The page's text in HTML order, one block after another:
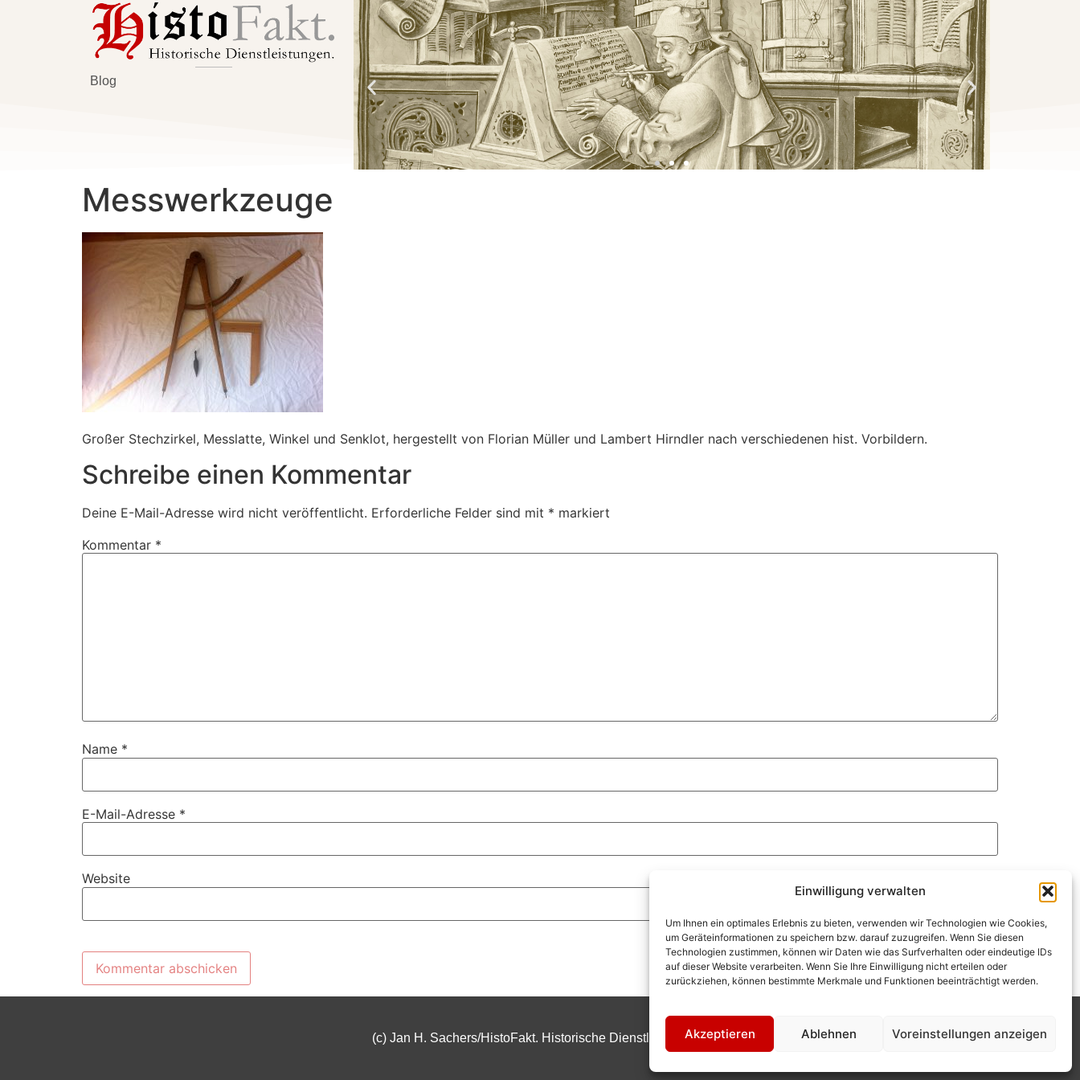
Einwilligung verwalten
Um Ihnen ein optimales Erlebnis zu bieten, verwenden wir Technologien wie Cookies,
um Geräteinformationen zu speichern bzw. darauf zuzugreifen. Wenn Sie diesen
Technologien zustimmen, können wir Daten wie das Surfverhalten oder eindeutige IDs
auf dieser Website verarbeiten. Wenn Sie Ihre Einwilligung nicht erteilen oder
zurückziehen, können bestimmte Merkmale und Funktionen beeinträchtigt werden.
Akzeptieren Ablehnen Voreinstellungen anzeigen
Blog
Messwerkzeuge
Großer Stechzirkel, Messlatte, Winkel und Senklot, hergestellt von Florian Müller und Lambert Hirndler nach verschiedenen hist. Vorbildern.
Schreibe einen Kommentar
Deine E-Mail-Adresse wird nicht veröffentlicht. Erforderliche Felder sind mit * markiert
Kommentar *
Name *
E-Mail-Adresse *
Website
(c) Jan H. Sachers/HistoFakt. Historische Dienstleistungen.